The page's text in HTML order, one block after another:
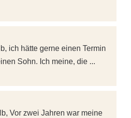
ich hätte gerne einen Termin
Sohn. Ich meine, die ...
Vor zwei Jahren war meine